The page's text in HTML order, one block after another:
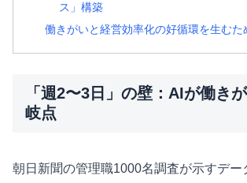
ス」構築
働きがいと経営効率化の好循環を生むた
「週2〜3日」の壁：AIが働き
岐点
朝日新聞の管理職1000名調査が示すデー